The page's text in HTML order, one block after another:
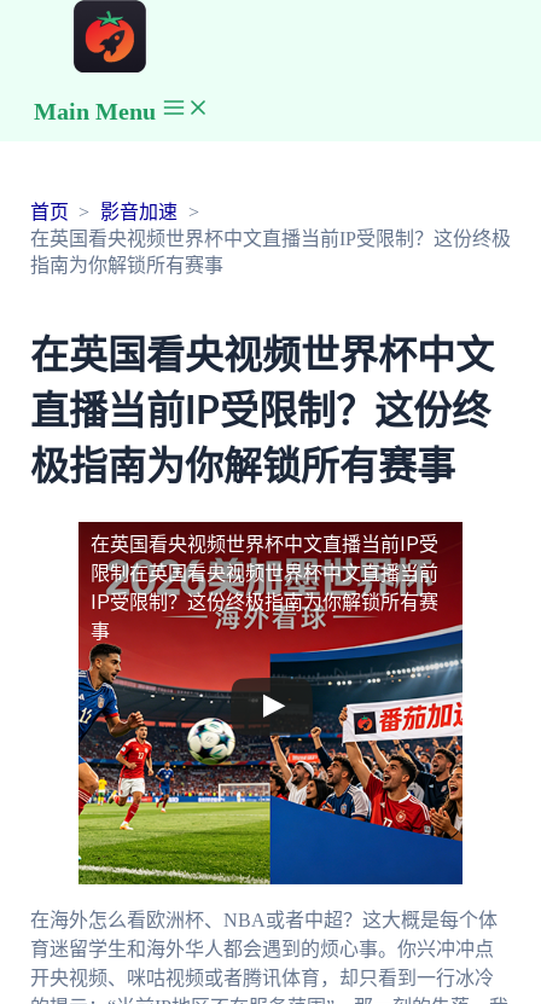
Main Menu
首页
影音加速
在英国看央视频世界杯中文直播当前IP受限制？这份终极
指南为你解锁所有赛事
在英国看央视频世界杯中文
直播当前IP受限制？这份终
极指南为你解锁所有赛事
在英国看央视频世界杯中文直播当前IP受
限制在英国看央视频世界杯中文直播当前
IP受限制？这份终极指南为你解锁所有赛
事
在海外怎么看欧洲杯、NBA或者中超？这大概是每个体
育迷留学生和海外华人都会遇到的烦心事。你兴冲冲点
开央视频、咪咕视频或者腾讯体育，却只看到一行冰冷